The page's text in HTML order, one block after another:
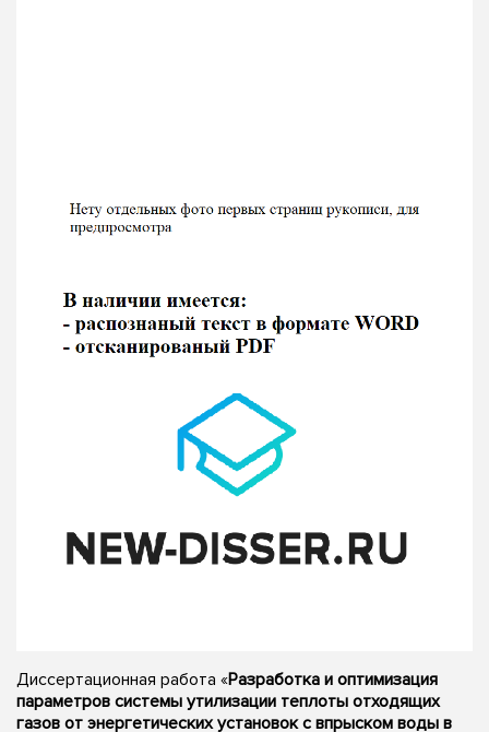
Диссертационная работа «Разработка и оптимизация
параметров системы утилизации теплоты отходящих
газов от энергетических установок с впрыском воды в